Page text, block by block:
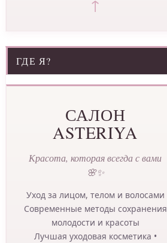
↑
ГДЕ Я?
САЛОН
ASTERIYA
Красота, которая всегда с вами
🌸✨
Уход за лицом, телом и волосами
Современные методы сохранения
молодости и красоты
Лучшая уходовая косметика •